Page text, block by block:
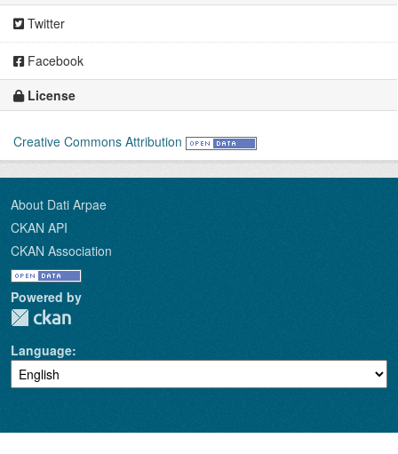
Twitter
Facebook
License
Creative Commons Attribution
About Dati Arpae
CKAN API
CKAN Association
Powered by
Language